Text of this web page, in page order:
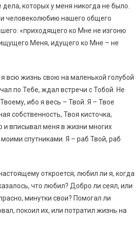
которых у меня никогда не было.
человеколюбию нашего общего
«приходящего ко Мне не изгоню
ищущего Меня, идущего ко Мне – не
я всю жизнь свою на маленькой голубой
по Тебе, ждал встречи с Тобой. Не
ибо я весь – Твой. Я – Твое
собственность, Твоя кисточка,
и вписывал меня в жизни многих
спутниками. Я – раб Твой, раб
откроется, любил ли я, когда
что любил? Добро ли сеял, или
минутки свои? Помогал ли
покоил их, или потратил жизнь на